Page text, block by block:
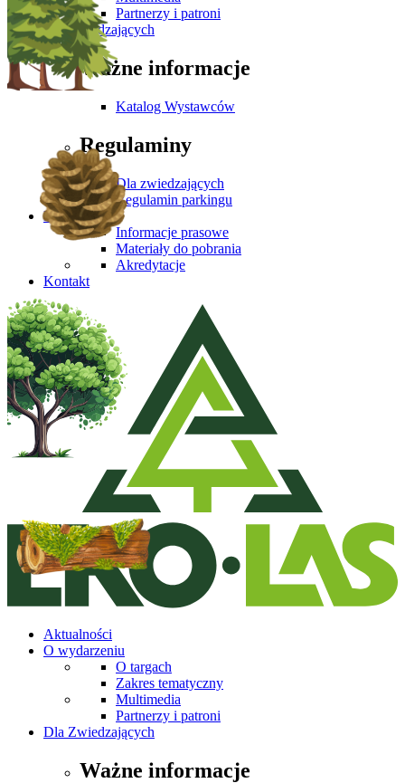
Partnerzy i patroni
Dla Zwiedzających
Ważne informacje
Katalog Wystawców
Regulaminy
Dla zwiedzających
Regulamin parkingu
Media
Informacje prasowe
Materiały do pobrania
Akredytacje
Kontakt
Aktualności
O wydarzeniu
O targach
Zakres tematyczny
Multimedia
Partnerzy i patroni
Dla Zwiedzających
Ważne informacje